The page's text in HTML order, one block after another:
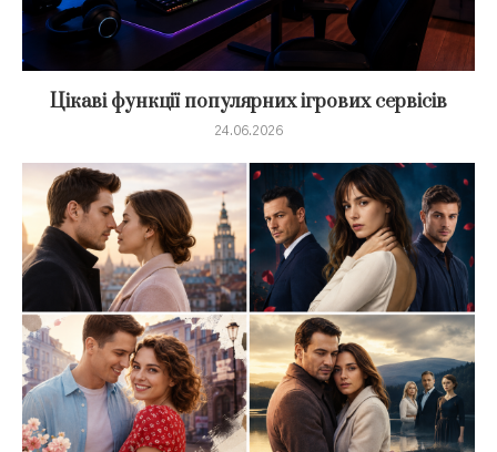
Цікаві функції популярних ігрових сервісів
24.06.2026